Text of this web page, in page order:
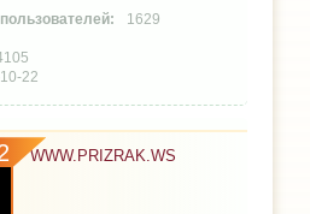
1629
22
WWW.PRIZRAK.WS